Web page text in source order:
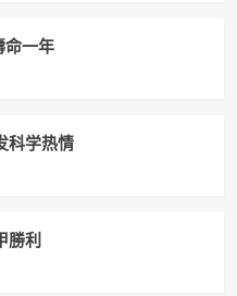
命一年
科学热情
勝利